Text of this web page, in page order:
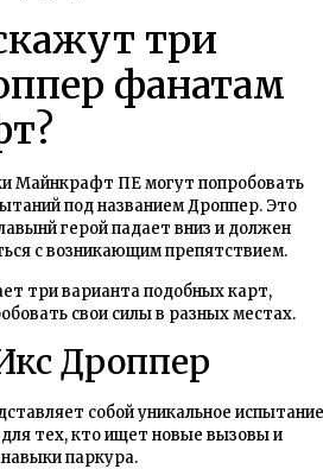
три
фанатам
Майнкрафт ПЕ могут попробовать
под названием Дроппер. Это
герой падает вниз и должен
с возникающим препятствием.
три варианта подобных карт,
свои силы в разных местах.
Дроппер
собой уникальное испытание
тех, кто ищет новые вызовы и
паркура.